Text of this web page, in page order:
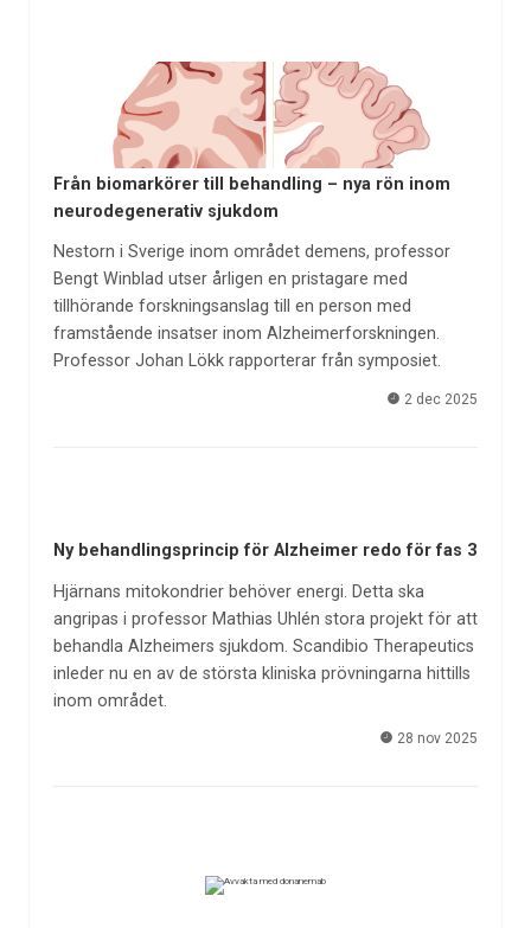
Från biomarkörer till behandling – nya rön inom
neurodegenerativ sjukdom
Nestorn i Sverige inom området demens, professor
Bengt Winblad utser årligen en pristagare med
tillhörande forskningsanslag till en person med
framstående insatser inom Alzheimerforskningen.
Professor Johan Lökk rapporterar från symposiet.
2 dec 2025
Ny behandlingsprincip för Alzheimer redo för fas 3
Hjärnans mitokondrier behöver energi. Detta ska
angripas i professor Mathias Uhlén stora projekt för att
behandla Alzheimers sjukdom. Scandibio Therapeutics
inleder nu en av de största kliniska prövningarna hittills
inom området.
28 nov 2025